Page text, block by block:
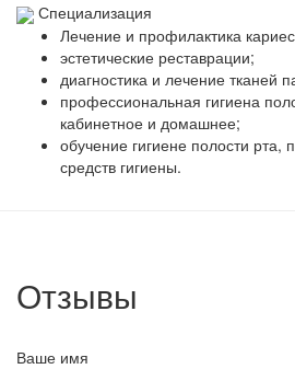
Специализация
Лечение и профилактика
эстетические реставрации;
диагностика и лечение тканей
профессиональная гигиена
кабинетное и домашнее;
обучение гигиене полости рта,
средств гигиены.
Отзывы
Ваше имя